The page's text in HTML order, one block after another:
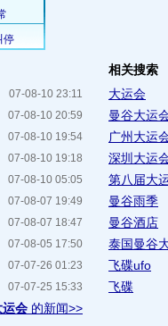
07-08-10 23:11
07-08-10 20:59
07-08-10 19:54
07-08-10 19:18
07-08-10 05:05
07-08-07 19:49
07-08-07 18:47
07-08-05 17:50
07-07-26 01:23
07-07-25 15:33
运会 的新闻>>
相关搜索
大运会
曼谷大运
广州大运
深圳大运
第八届大
曼谷雨季
曼谷酒店
泰国曼谷
飞碟ufo
飞碟